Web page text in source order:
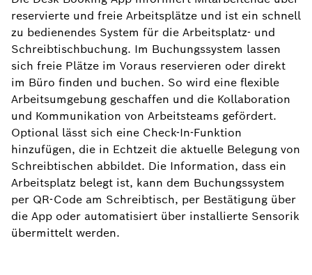
reservierte und freie Arbeitsplätze und ist ein schnell
zu bedienendes System für die Arbeitsplatz- und
Schreibtischbuchung. Im Buchungssystem lassen
sich freie Plätze im Voraus reservieren oder direkt
im Büro finden und buchen. So wird eine flexible
Arbeitsumgebung geschaffen und die Kollaboration
und Kommunikation von Arbeitsteams gefördert.
Optional lässt sich eine Check-In-Funktion
hinzufügen, die in Echtzeit die aktuelle Belegung von
Schreibtischen abbildet. Die Information, dass ein
Arbeitsplatz belegt ist, kann dem Buchungssystem
per QR-Code am Schreibtisch, per Bestätigung über
die App oder automatisiert über installierte Sensorik
übermittelt werden.